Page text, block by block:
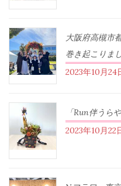
大阪府高槻市
巻き起こりま
2023年10月24
「Run伴うら
2023年10月22